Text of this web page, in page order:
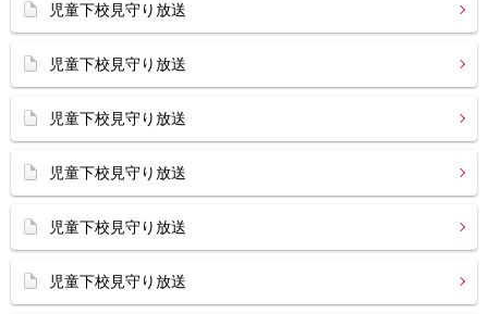
児童下校見守り放送
児童下校見守り放送
児童下校見守り放送
児童下校見守り放送
児童下校見守り放送
児童下校見守り放送